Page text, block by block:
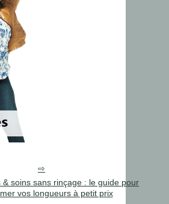
& soins sans rinçage : le guide pour
vos longueurs à petit prix